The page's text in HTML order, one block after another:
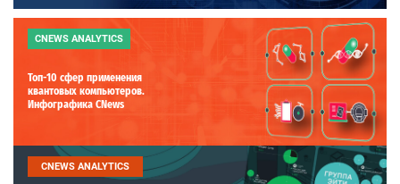
CNEWS ANALYTICS
Топ-10 сфер применения
квантовых компьютеров.
Инфографика CNews
CNEWS ANALYTICS